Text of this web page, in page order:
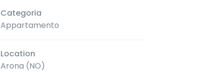
Categoria
Appartamento
Location
Arona (NO)